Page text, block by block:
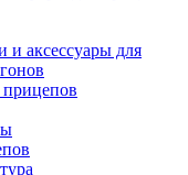
и аксессуары для
прицепов